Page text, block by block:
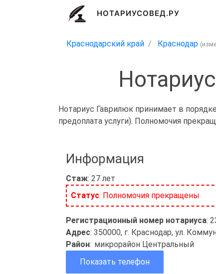
НОТАРИУСОВЕД.РУ
Краснодарский край Краснодар
Нотариус Гаврилюк принимает в
предоплата услуги). Полномочия
Информация
Стаж: 27 лет
Статус: Полномочия прекращены
Регистрационный номер нотариуса:
Адрес: 350000, г. Краснодар, ул.
Район: микрорайон Центральный
Показать телефон